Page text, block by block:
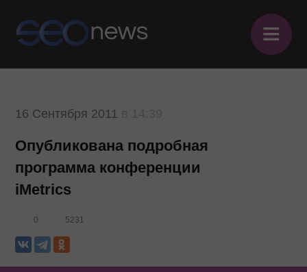
≡
16 Сентября 2011
Опубликована подробная
программа конференции
iMetrics
0 5231